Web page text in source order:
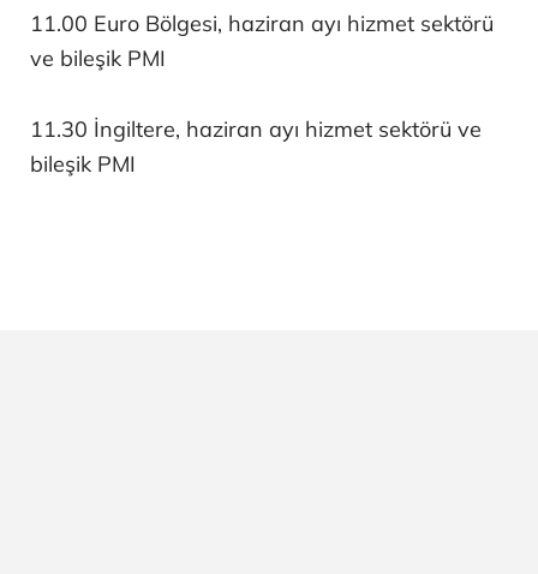
11.00 Euro Bölgesi, haziran ayı hizmet sektörü
ve bileşik PMI
11.30 İngiltere, haziran ayı hizmet sektörü ve
bileşik PMI